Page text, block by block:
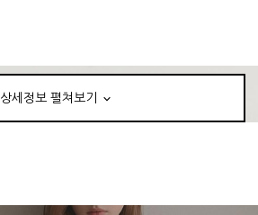
상세정보 펼쳐보기